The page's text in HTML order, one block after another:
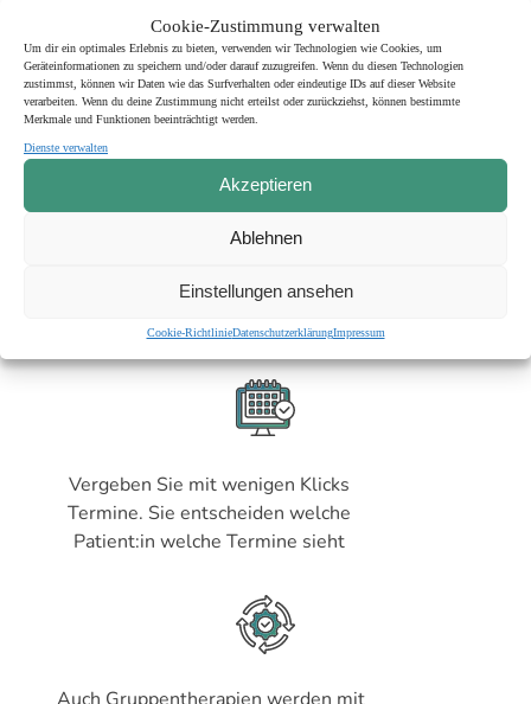
Cookie-Zustimmung verwalten
Um dir ein optimales Erlebnis zu bieten, verwenden wir Technologien wie Cookies, um
Geräteinformationen zu speichern und/oder darauf zuzugreifen. Wenn du diesen Technologien
zustimmst, können wir Daten wie das Surfverhalten oder eindeutige IDs auf dieser Website
verarbeiten. Wenn du deine Zustimmung nicht erteilst oder zurückziehst, können bestimmte
Merkmale und Funktionen beeinträchtigt werden.
Dienste verwalten
Akzeptieren
Ablehnen
Einstellungen ansehen
Cookie-RichtlinieDatenschutzerklärungImpressum
Freuen Sie sich über einen leeren
Anrufbeantworter und ein entlastetes E-Mail
Postfach
Einfache Terminvergabe
Vergeben Sie mit wenigen Klicks
Termine. Sie entscheiden welche
Patient:in welche Termine sieht